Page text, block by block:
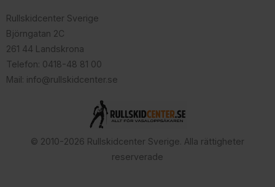
Rullskidcenter Sverige
Björngatan 2C
261 44 Landskrona
Telefon: 0418-48 81 00
Mail: info@rullskidcenter.se
© 2010-2026 Rullskidcenter Sverige. Alla rättigheter
reserverade